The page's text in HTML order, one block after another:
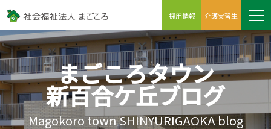
採用情報 介護実習生
まごころタウン
新百合ケ丘ブログ
Magokoro town SHINYURIGAOKA blog